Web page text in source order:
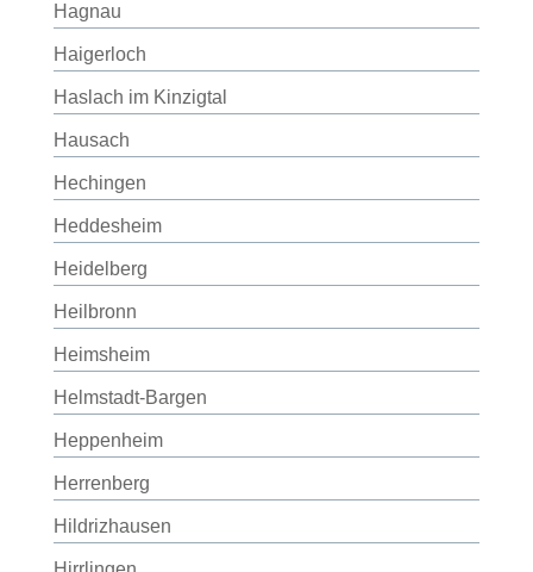
Hagnau
Haigerloch
Haslach im Kinzigtal
Hausach
Hechingen
Heddesheim
Heidelberg
Heilbronn
Heimsheim
Helmstadt-Bargen
Heppenheim
Herrenberg
Hildrizhausen